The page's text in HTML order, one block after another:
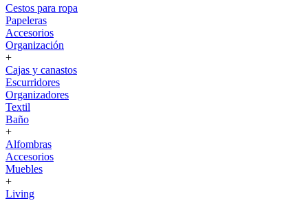
Cestos para ropa
Papeleras
Accesorios
Organización
+
Cajas y canastos
Escurridores
Organizadores
Textil
Baño
+
Alfombras
Accesorios
Muebles
+
Living